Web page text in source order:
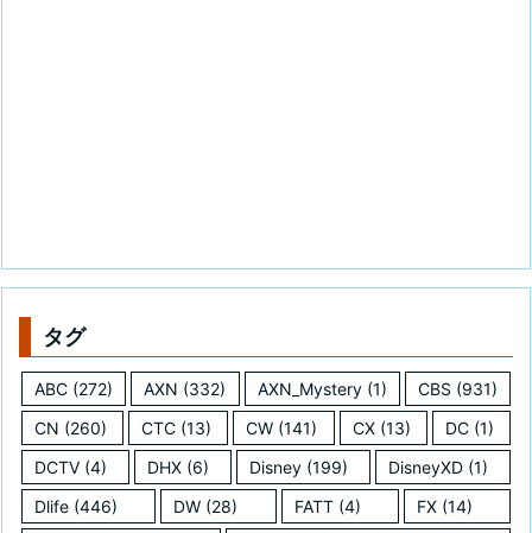
タグ
ABC (272) AXN (332) AXN_Mystery(1) CBS (931)
CN (260) CTC (13) CW (141) CX(13) DC(1)
DCTV (4) DHX (6) Disney (199) DisneyXD (1)
Dlife (446) DW (28) FATT(4) FX(14)